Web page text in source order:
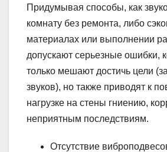
Придумывая способы, как
комнату без ремонта, либо
материалах или выполнении
допускают серьезные ошибки,
только мешают достичь цели
звуков), но также приводят к
нагрузке на стены гниению,
неприятным последствиям.
Отсутствие